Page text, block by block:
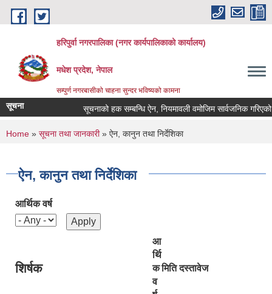
Skip to main content
हरिपुर्वा नगरपालिका (नगर कार्यपालिकाको कार्यालय)
मधेश प्रदेश, नेपाल
सम्पुर्ण नगरबासीको चाहना सुन्दर भविष्यको कामना
सूचना सूचनाको हक सम्बन्धि ऐन, नियमावली वमोजिम सार्वजनिक
You are here
Home » सूचना तथा जानकारी» ऐन, कानुन तथा निर्देशिका
ऐन, कानुन तथा निर्देशिका
आर्थिक वर्ष
शिर्षक
आ
र्थि
क
व
मिति दस्तावेज